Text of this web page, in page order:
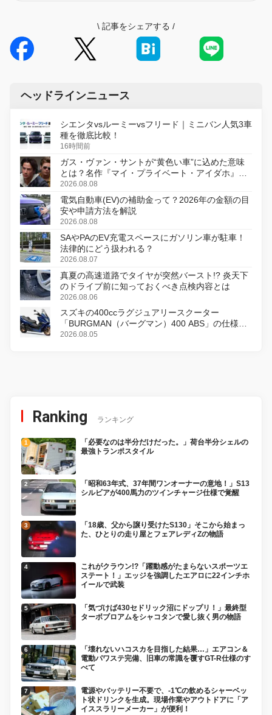
\ 記事をシェアする /
ヘッドラインニュース
シエンタvsルーミーvsフリード｜ミニバン人気3車
種を徹底比較！
16時間前
ガス・ヴァン・サントが“黄色い車”に込めた意味
とは？名作『マイ・プライベート・アイダホ』が
初のデジタルリマスター版で復活
2026.08.08
電気自動車(EV)の補助金って？2026年の金額の目
安や申請方法を解説
2026.08.08
SAやPAのEV充電スペースにガソリン車が駐車！
法律的にどう扱われる？
2026.08.07
真夏の高速道路でタイヤが突然バースト!? 炎天下
のドライブ前に知っておくべき点検内容とは
2026.08.06
スズキの400ccラグジュアリースクーター
「BURGMAN（バーグマン）400 ABS」の仕様を
変更し、8月18日に発売
2026.08.05
Ranking ランキング
「必要なのは半分だけだった。」荷台半分シェルの
最強トランポスタイル
「昭和63年式、37年間ワンオーナーの意地！」S13
シルビアが400馬力のツインチャージ仕様で覚醒
「18歳、父から譲り受けたS130」そこから始まっ
た、ひとりの走り屋とフェアレディZの物語
これがクラウン!?「躍動感がたまらないスポーツエ
ステート！」エッジを強調したエアロに22インチホ
イールで武装
「気づけば430セドリック沼にドップリ！」最終型
ターボブロアムをシャコタンで愛し抜く男の物語
「壊れないハコスカを目指した結果…」エアコン＆
電動パワステ完備、旧車の常識を覆すGT-R仕様のす
べて
電源やバッテリー不要で、-1℃の飲めるシャーベッ
ト状ドリンクを生成。現場作業やアウトドアに「ア
イススラリーメーカー」が便利！